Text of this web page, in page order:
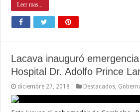
Leer mas...
Lacava inauguró
Hospital Dr. Adolfo Prince
diciembre 27, 2018 Destacados